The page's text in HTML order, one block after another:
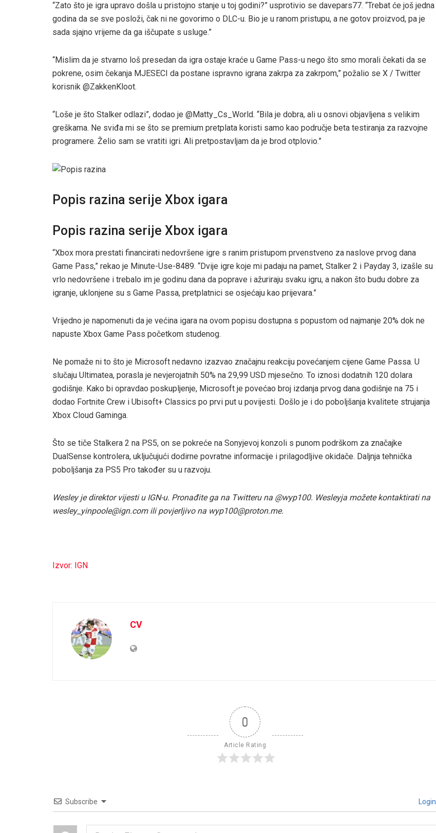
“Zato što je igra upravo došla u pristojno stanje u toj godini?” usprotivio se davepars77. “Trebat će još jedna
godina da se sve posloži, čak ni ne govorimo o DLC-u. Bio je u ranom pristupu, a ne gotov proizvod, pa je
sada sjajno vrijeme da ga iščupate s usluge.”
“Mislim da je stvarno loš presedan da igra ostaje kraće u Game Pass-u nego što smo morali čekati da se
pokrene, osim čekanja MJESECI da postane ispravno igrana zakrpa za zakrpom,” požalio se X / Twitter
korisnik @ZakkenKloot.
“Loše je što Stalker odlazi”, dodao je @Matty_Cs_World. “Bila je dobra, ali u osnovi objavljena s velikim
greškama. Ne sviđa mi se što se premium pretplata koristi samo kao područje beta testiranja za razvojne
programere. Želio sam se vratiti igri. Ali pretpostavljam da je brod otplovio.”
Popis razina serije Xbox igara
Popis razina serije Xbox igara
“Xbox mora prestati financirati nedovršene igre s ranim pristupom prvenstveno za naslove prvog dana
Game Pass,” rekao je Minute-Use-8489. “Dvije igre koje mi padaju na pamet, Stalker 2 i Payday 3, izašle su
vrlo nedovršene i trebalo im je godinu dana da poprave i ažuriraju svaku igru, a nakon što budu dobre za
igranje, uklonjene su s Game Passa, pretplatnici se osjećaju kao prijevara.”
Vrijedno je napomenuti da je većina igara na ovom popisu dostupna s popustom od najmanje 20% dok ne
napuste Xbox Game Pass početkom studenog.
Ne pomaže ni to što je Microsoft nedavno izazvao značajnu reakciju povećanjem cijene Game Passa. U
slučaju Ultimatea, porasla je nevjerojatnih 50% na 29,99 USD mjesečno. To iznosi dodatnih 120 dolara
godišnje. Kako bi opravdao poskupljenje, Microsoft je povećao broj izdanja prvog dana godišnje na 75 i
dodao Fortnite Crew i Ubisoft+ Classics po prvi put u povijesti. Došlo je i do poboljšanja kvalitete strujanja
Xbox Cloud Gaminga.
Što se tiče Stalkera 2 na PS5, on se pokreće na Sonyjevoj konzoli s punom podrškom za značajke
DualSense kontrolera, uključujući dodirne povratne informacije i prilagodljive okidače. Daljnja tehnička
poboljšanja za PS5 Pro također su u razvoju.
Wesley je direktor vijesti u IGN-u. Pronađite ga na Twitteru na @wyp100. Wesleyja možete kontaktirati na
wesley_yinpoole@ign.com ili povjerljivo na wyp100@proton.me.
Izvor: IGN
CV
0
Article Rating
Subscribe Login